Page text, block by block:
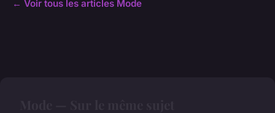
← Voir tous les articles Mode